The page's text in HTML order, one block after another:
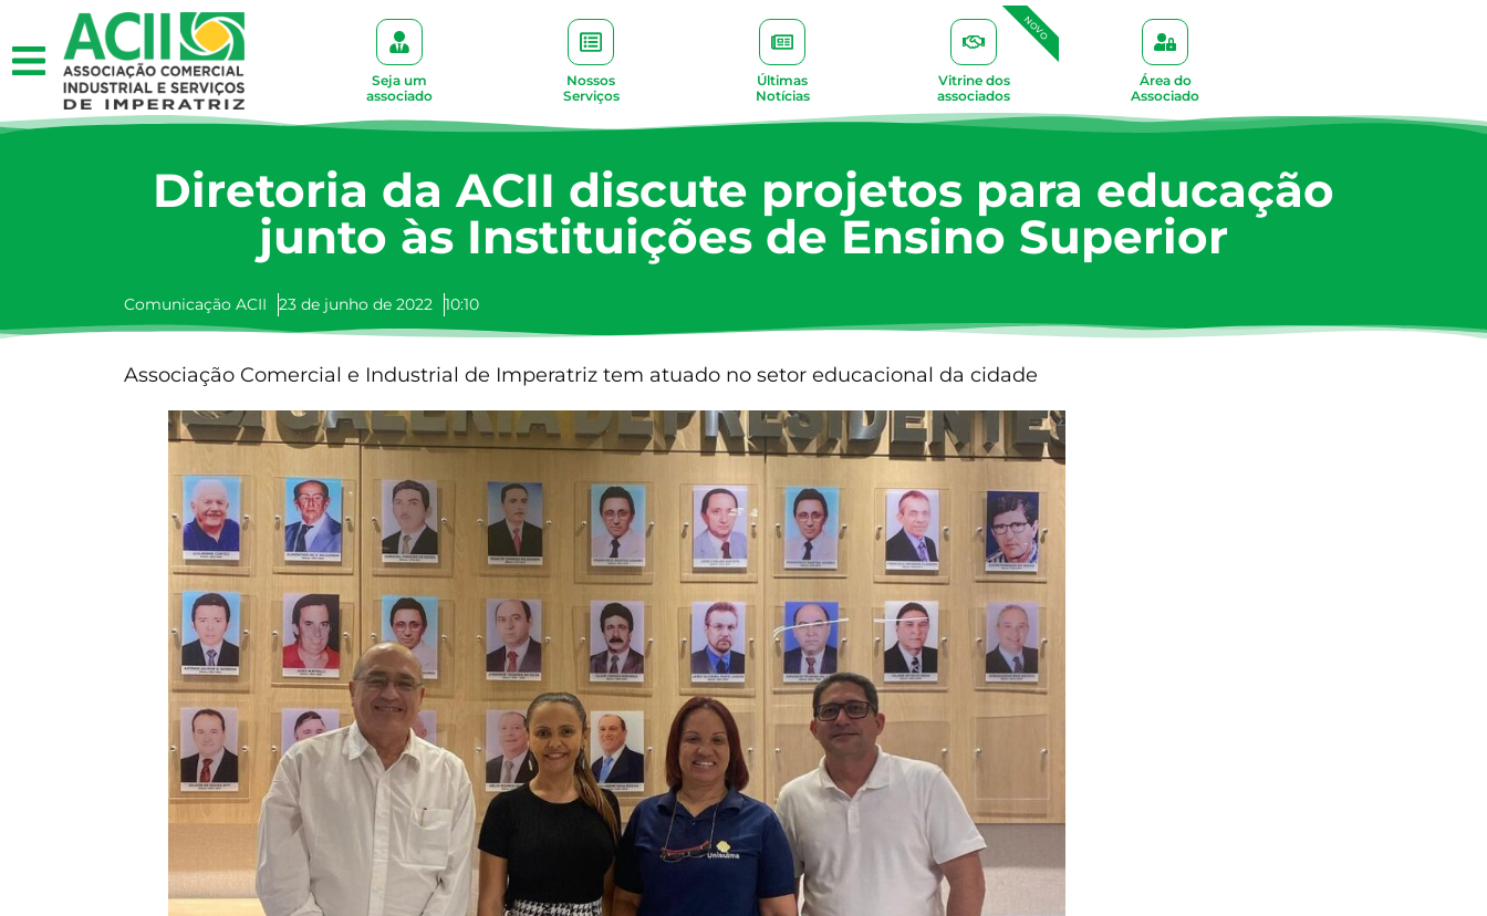
Seja um
associado
Nossos
Serviços
Últimas
Notícias
Vitrine dos
associados
NOVO
Área do
Associado
Diretoria da ACII discute projetos para educação
junto às Instituições de Ensino Superior
Comunicação ACII 23 de junho de 2022 10:10
Associação Comercial e Industrial de Imperatriz tem atuado no setor educacional da cidade